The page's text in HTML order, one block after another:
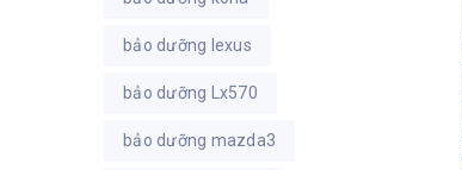
bảo dưỡng lexus
bảo dưỡng Lx570
bảo dưỡng mazda3